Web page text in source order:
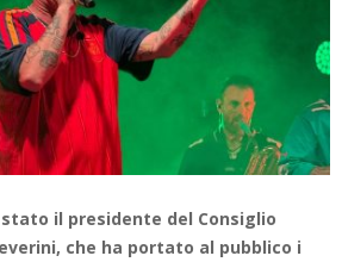
il presidente del Consiglio
che ha portato al pubblico i